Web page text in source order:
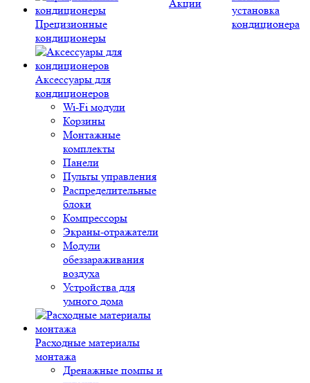
Прецизионные
кондиционеры
Аксессуары для
кондиционеров
Wi-Fi модули
Корзины
Монтажные
комплекты
Панели
Пульты управления
Распределительные
блоки
Компрессоры
Экраны-отражатели
Модули
обеззараживания
воздуха
Устройства для
умного дома
Расходные материалы
монтажа
Дренажные помпы и
Акции
установка
кондиционера